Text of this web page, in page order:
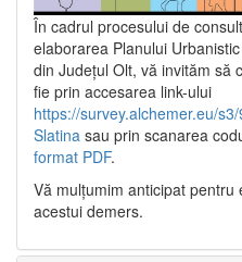
În cadrul procesului de
elaborarea Planului
din Județul Olt, vă invităm să
fie prin accesarea link-ului
https://survey.alchemer.eu/
Slatina sau prin scanarea
format PDF.
Vă mulţumim anticipat
acestui demers.